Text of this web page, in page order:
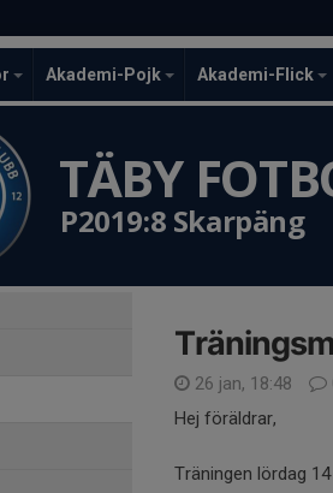
Akademi-Pojk Akademi-Flick
TÄBY
P2019:8 Skarpäng
26 jan, 18:48
Hej föräldrar,
Träningen lördag